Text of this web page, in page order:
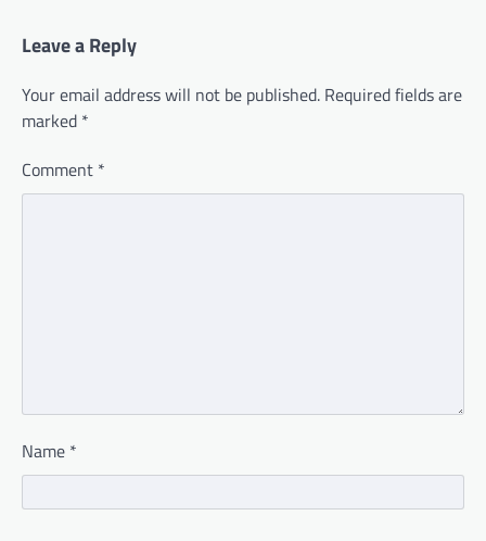
Leave a Reply
Your email address will not be published. Required fields are
marked *
Comment *
Name *